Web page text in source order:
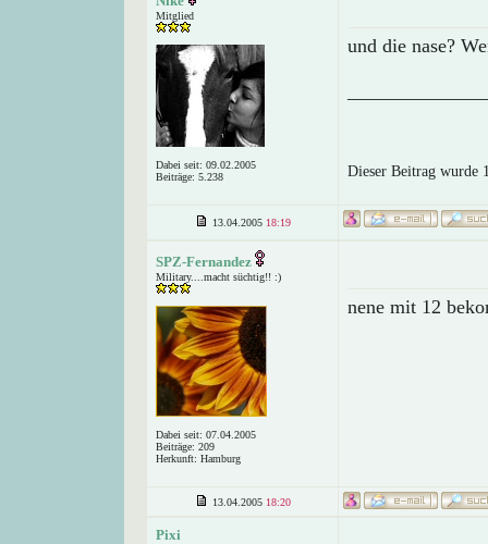
Mitglied
Dabei seit: 09.02.2005
Beiträge: 5.238
und die nase?
Dieser Beitrag wurde
13.04.2005 18:19
SPZ-Fernandez
Military....macht süchtig!! :)
Dabei seit: 07.04.2005
Beiträge: 209
Herkunft: Hamburg
nene mit 12
13.04.2005 18:20
Pixi